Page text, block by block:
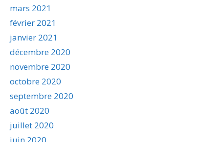
mars 2021
février 2021
janvier 2021
décembre 2020
novembre 2020
octobre 2020
septembre 2020
août 2020
juillet 2020